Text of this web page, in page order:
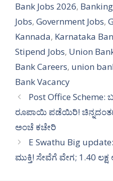
Bank Jobs 2026,
Jobs, Government Jobs,
Kannada, Karnataka
Stipend Jobs, Union
Bank Careers, union
Bank Vacancy
Post Office Scheme:
ರೂಪಾಯಿ ಪಡೆಯಿರಿ!
ಅಂಚೆ ಕಚೇರಿ
E Swathu Big update:
ಮುಕ್ತಿ! ಸೇವೆಗೆ ವೇಗ; 1.40